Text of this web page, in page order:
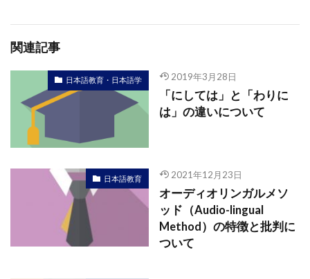
関連記事
日本語教育・日本語学 2019年3月28日
「にしては」と「わりに
は」の違いについて
日本語教育 2021年12月23日
オーディオリンガルメソ
ッド（Audio-lingual
Method）の特徴と批判に
ついて